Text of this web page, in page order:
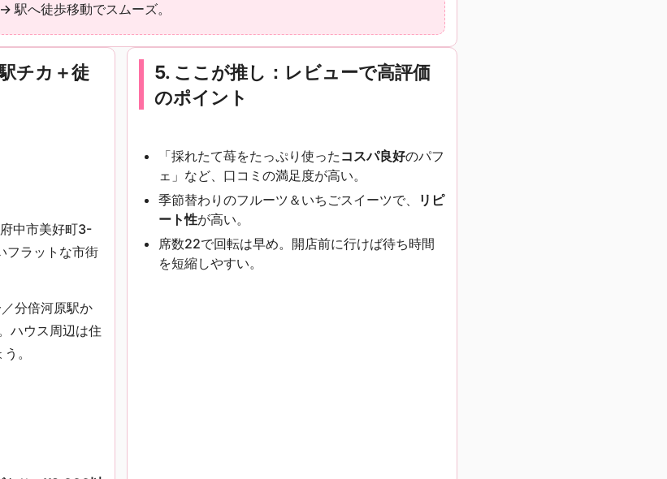
駅へ徒歩移動でスムーズ。
チカ＋徒
中市美好町3-
フラットな市街
分倍河原駅か
ハウス周辺は住
。
5. ここが推し：レビューで高評価
のポイント
「採れたて苺をたっぷり使った コスパ良好のパフ
ェ」など、口コミの満足度が高い。
季節替わりのフルーツ＆いちごスイーツで、
リピ
ート性が高い。
席数22で回転は早め。開店前に行けば待ち時間
を短縮しやすい。